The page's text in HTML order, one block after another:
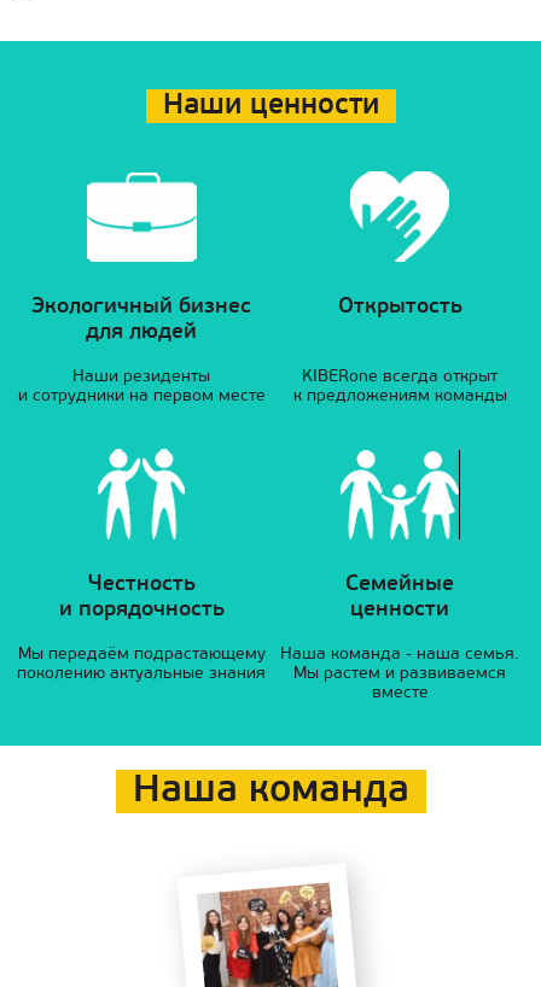
Наши ценности
Экологичный бизнес
для людей
Наши резиденты
и сотрудники на первом месте
Открытость
KIBERone всегда открыт
к предложениям команды
Честность
и порядочность
Мы передаём подрастающему
поколению актуальные знания
Семейные
ценности
Наша команда - наша семья.
Мы растем и развиваемся
вместе
Наша команда